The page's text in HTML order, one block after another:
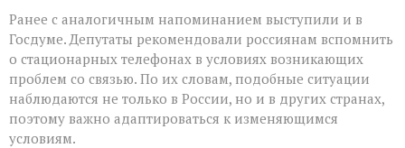
Ранее с аналогичным напоминанием выступили и в
Госдуме. Депутаты рекомендовали россиянам вспомнить
о стационарных телефонах в условиях возникающих
проблем со связью. По их словам, подобные ситуации
наблюдаются не только в России, но и в других странах,
поэтому важно адаптироваться к изменяющимся
условиям.